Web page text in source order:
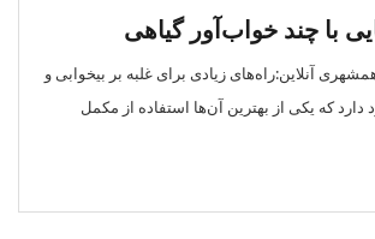
با چند خواب‌آور گیاهی
آنلاین:راه‌های زیادی برای غلبه بر بیخوابی و
دارد که یکی از بهترین آن‌ها استفاده از مکمل